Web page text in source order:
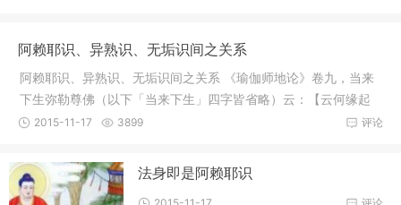
阿赖耶识、异熟识、无垢识间之关系
阿赖耶识、异熟识、无垢识间之关系 《瑜伽师地论》卷九，当来
下生弥勒尊佛（以下「当来下生」四字皆省略）云：【云何缘起
体？若
评论
2015-11-17 3899
法身即是阿赖耶识